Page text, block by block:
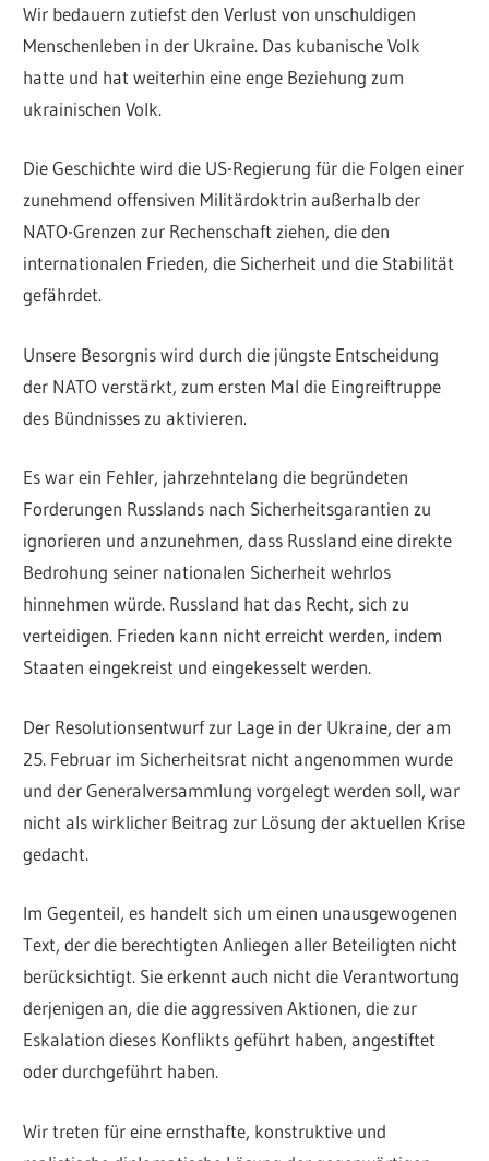
Wir bedauern zutiefst den Verlust von unschuldigen
Menschenleben in der Ukraine. Das kubanische Volk
hatte und hat weiterhin eine enge Beziehung zum
ukrainischen Volk.
Die Geschichte wird die US-Regierung für die Folgen einer
zunehmend offensiven Militärdoktrin außerhalb der
NATO-Grenzen zur Rechenschaft ziehen, die den
internationalen Frieden, die Sicherheit und die Stabilität
gefährdet.
Unsere Besorgnis wird durch die jüngste Entscheidung
der NATO verstärkt, zum ersten Mal die Eingreiftruppe
des Bündnisses zu aktivieren.
Es war ein Fehler, jahrzehntelang die begründeten
Forderungen Russlands nach Sicherheitsgarantien zu
ignorieren und anzunehmen, dass Russland eine direkte
Bedrohung seiner nationalen Sicherheit wehrlos
hinnehmen würde. Russland hat das Recht, sich zu
verteidigen. Frieden kann nicht erreicht werden, indem
Staaten eingekreist und eingekesselt werden.
Der Resolutionsentwurf zur Lage in der Ukraine, der am
25. Februar im Sicherheitsrat nicht angenommen wurde
und der Generalversammlung vorgelegt werden soll, war
nicht als wirklicher Beitrag zur Lösung der aktuellen Krise
gedacht.
Im Gegenteil, es handelt sich um einen unausgewogenen
Text, der die berechtigten Anliegen aller Beteiligten nicht
berücksichtigt. Sie erkennt auch nicht die Verantwortung
derjenigen an, die die aggressiven Aktionen, die zur
Eskalation dieses Konflikts geführt haben, angestiftet
oder durchgeführt haben.
Wir treten für eine ernsthafte, konstruktive und